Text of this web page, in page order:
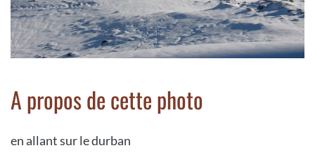
A propos de cette photo
en allant sur le durban